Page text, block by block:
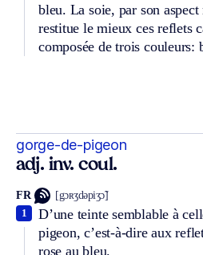
bleu. La soie, par son
restitue le mieux ces reflets
composée de trois couleurs:
gorge-de-pigeon
adj. inv. coul.
FR [gɔʀʒdəpiʒɔ̃]
D’une teinte semblable à
pigeon, c’est-à-dire aux
rose au bleu.
1